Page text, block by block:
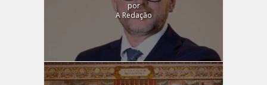
por
A Redação